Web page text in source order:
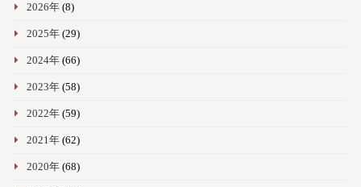
2026年(8)
2025年(29)
2024年(66)
2023年(58)
2022年(59)
2021年(62)
2020年(68)